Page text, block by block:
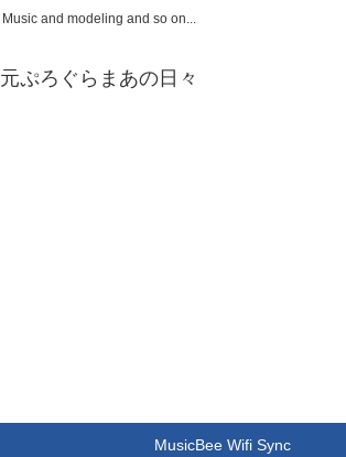
Music and modeling and so on...
元ぷろぐらまあの日々
MusicBee Wifi Sync